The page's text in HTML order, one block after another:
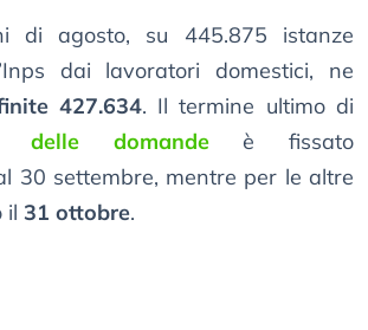
di agosto, su 445.875 istanze
dai lavoratori domestici, ne
427.634. Il termine ultimo di
delle domandeè fissato
30 settembre, mentre per le altre
il 31 ottobre.